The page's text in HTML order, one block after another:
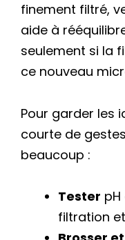
finement filtré,
aide à
seulement si la
ce nouveau
Pour garder les
courte de
beaucoup :
Tester
filtration